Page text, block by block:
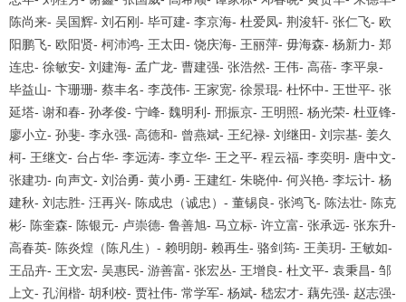
2
陈尚来- 吴国辉- 刘石刚- 毕可建- 李京海- 杜爱凤- 荆浚轩- 张仁飞- 欧
阳鹏飞- 欧阳贤- 柯沛鸿- 王太田- 饶庆海- 王丽萍- 毋海森- 杨新力- 郑
连忠- 徐敏安- 刘建海- 孟广龙- 曹建强- 张浩然- 王伟- 高蓓- 李平泉-
毕益山- 卞珊珊- 蔡丰名- 李茂伟- 王家宽- 徐景琨- 杜怀中- 王世平- 张
延塔- 谢和春- 孙孝俊- 宁峰- 魏明利- 邢振京- 王明照- 杨光荣- 杜亚锋-
廖小立- 孙斐- 李永强- 高德和- 曾燕斌- 王纪禄- 刘继田- 刘宗基- 姜久
柯- 王继文- 台占华- 李远涛- 李立华- 王之平- 程云福- 李奕明- 唐中文-
张建功- 向声文- 刘治勇- 黄小勇- 王建红- 朱晓仲- 何兴艳- 李坛计- 杨
建秋- 刘志胜- 汪再兴- 陈成忠（诚忠）- 董锡良- 张鸿飞- 陈法壮- 陈克
彬- 陈奎森- 陈银元- 卢崇德- 鲁善旭- 马立标- 许立富- 张承远- 张东升-
高春英- 陈炎煌（陈凡生）- 赖明朗- 赖再生- 骆剑筠- 王美玥- 王敏如-
王品卉- 王文宏- 吴惠民- 游善富- 张宏丛- 王增良- 杜文平- 袁秉昌- 邹
上文- 孔润楷- 胡利校- 贾社伟- 常学军- 杨斌- 嵇宏才- 藕先强- 赵志强-